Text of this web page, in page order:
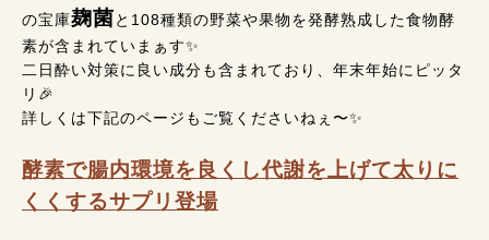
の宝庫麹菌と108種類の野菜や果物を発酵熟成した食物酵
素が含まれていまぁす✨
二日酔い対策に良い成分も含まれており、年末年始にピッタ
リ🎉
詳しくは下記のページもご覧くださいねぇ〜✨
酵素で腸内環境を良くし代謝を上げて太りに
くくするサプリ登場